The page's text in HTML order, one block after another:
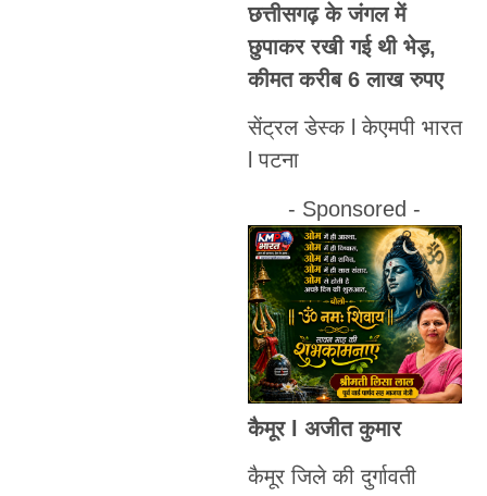
छत्तीसगढ़ के जंगल में
छुपाकर रखी गई थी भेड़,
कीमत करीब 6 लाख रुपए
सेंट्रल डेस्क l केएमपी भारत
l पटना
- Sponsored -
कैमूर l अजीत कुमार
कैमूर जिले की दुर्गावती